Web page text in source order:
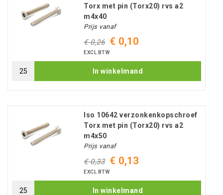
Torx met pin (Torx20) rvs a2
m4x40
Prijs vanaf
€ 0,26 € 0,10
EXCL BTW
In winkelmand
Iso 10642 verzonkenkopschroef
Torx met pin (Torx20) rvs a2
m4x50
Prijs vanaf
€ 0,33 € 0,13
EXCL BTW
In winkelmand